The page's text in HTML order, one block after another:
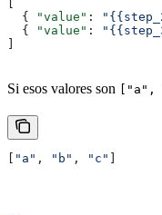
  {
"value" :
  {
"value" :
Si esos valores son ["a",
"a" , "b" , "c"